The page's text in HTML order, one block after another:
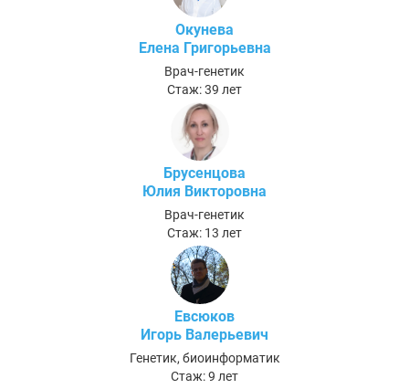
Окунева
Елена Григорьевна
Врач-генетик
Стаж: 39 лет
Брусенцова
Юлия Викторовна
Врач-генетик
Стаж: 13 лет
Евсюков
Игорь Валерьевич
Генетик, биоинформатик
Стаж: 9 лет